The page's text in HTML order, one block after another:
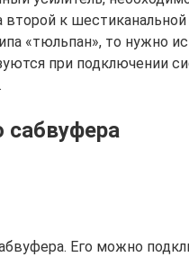
к
«тюльпан», то нужно
при подключении
сабвуфера
Его можно